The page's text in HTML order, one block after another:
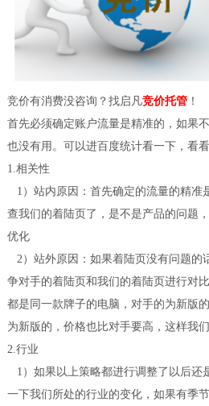
竞价有消费没咨询？找启凡竞价托管！
首先必须确定账户流量是精准的，如果
也没有用。可以进百度统计看一下，看
1.相关性
1）站内原因：首先确定的流量的精准
查我们的着陆页了，是不是产品的问题
优化
2）站外原因：如果着陆页没有问题的
争对手的着陆页和我们的着陆页进行对
都是同一款牌子的电脑，对手的为新版
为新版的，价格也比对手要高，这样我
2.行业
1）如果以上策略都进行调整了以后还
一下我们所处的行业的变化，如果有季